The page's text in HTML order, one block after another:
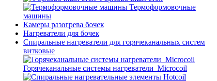
Термоформовочные
машины
Камеры разогрева бочек
Нагреватели для бочек
Спиральные нагреватели для горячеканальных систем
витковые
Горячеканальные системы нагреватели_Microcoil